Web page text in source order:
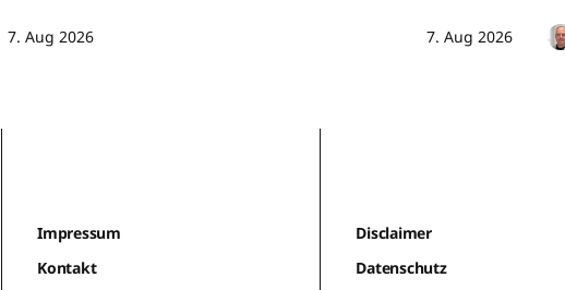
7. Aug 2026 7. Aug 2026
Impressum
Kontakt
Disclaimer
Datenschutz